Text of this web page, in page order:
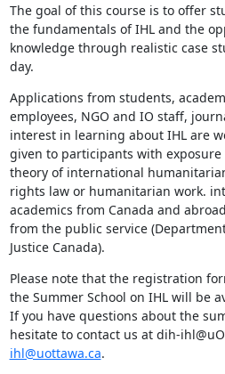
The goal of this course is to offer
the fundamentals of IHL and the
knowledge through realistic case
day.
Applications from students,
employees, NGO and IO staff,
interest in learning about IHL are
given to participants with
theory of international
rights law or humanitarian work.
academics from Canada and
from the public service
Justice Canada).
Please note that the registration
the Summer School on IHL will be
If you have questions about the
hesitate to contact us at dih-
ihl@uottawa.ca.